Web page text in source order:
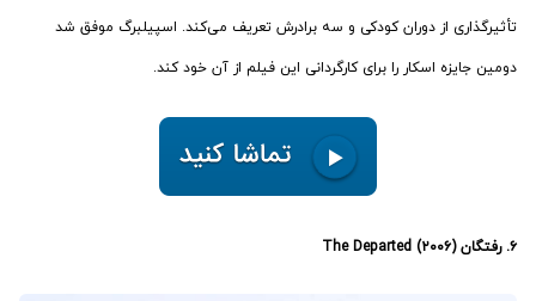
تأثیرگذاری از دوران کودکی و سه برادرش تعریف می‌کند. اسپیلبرگ موفق شد
دومین جایزه اسکار را برای کارگردانی این فیلم از آن خود کند.
۶. رفتگان (۲۰۰۶) The Departed